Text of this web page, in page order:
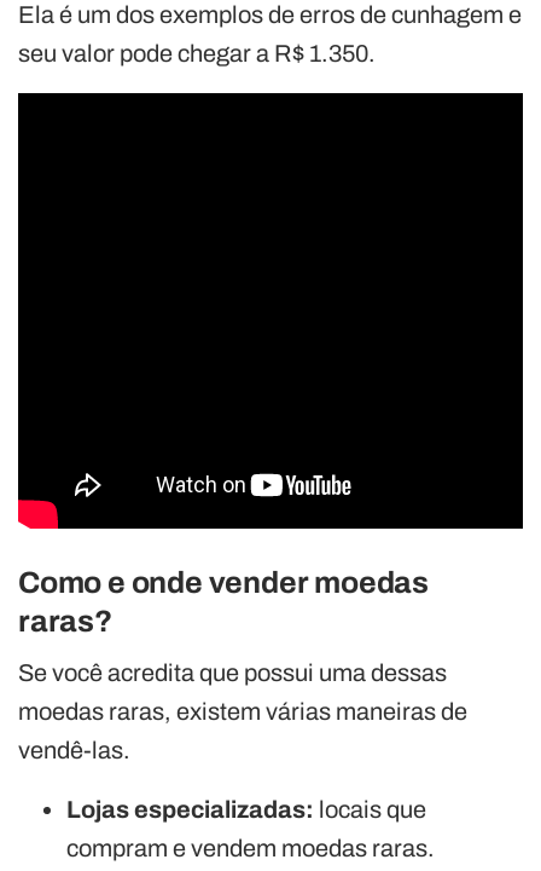
Ela é um dos exemplos de erros de cunhagem e
seu valor pode chegar a R$ 1.350.
Como e onde vender moedas
raras?
Se você acredita que possui uma dessas
moedas raras, existem várias maneiras de
vendê-las.
Lojas especializadas: locais que
compram e vendem moedas raras.